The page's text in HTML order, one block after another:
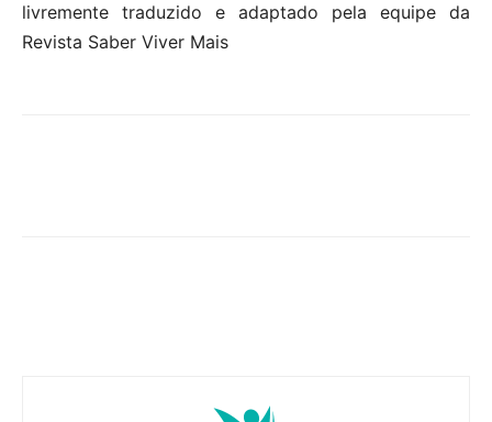
livremente traduzido e adaptado pela equipe da
Revista Saber Viver Mais